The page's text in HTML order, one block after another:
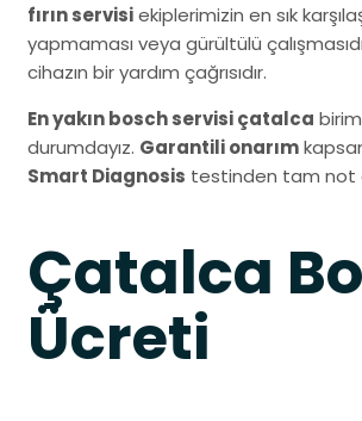
fırın servisiekiplerimizin en sık
yapmaması veya gürültülü
cihazın bir yardım çağrısıdır.
En yakın bosch servisi çatalca
durumdayız. Garantili onarım
Smart Diagnosis testinden tam not
Çatalca
Ücreti